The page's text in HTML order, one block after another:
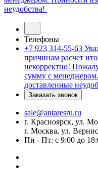
неудобства!
Телефоны
+7 923 314-55-63
причинам расчет
некорректно!
сумму с
доставленные
Заказать звонок
sale@antaresru.ru
г. Красноярск, ул.
г. Москва, ул.
Пн - Пт: с 9:00 до